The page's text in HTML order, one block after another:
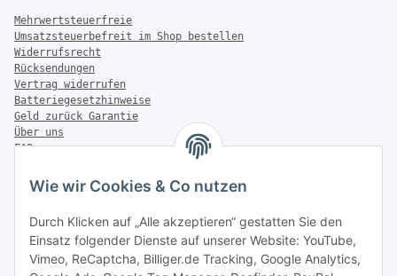
Wie wir Cookies & Co nutzen
Durch Klicken auf „Alle akzeptieren“ gestatten Sie den
Einsatz folgender Dienste auf unserer Website: YouTube,
Vimeo, ReCaptcha, Billiger.de Tracking, Google Analytics,
Mehrwertsteuerfreie
Umsatzsteuerbefreit im Shop bestellen
Widerrufsrecht
Rücksendungen
Vertrag widerrufen
Batteriegesetzhinweise
Geld zurück Garantie
Über uns
FAQ
Zahlung & Versand